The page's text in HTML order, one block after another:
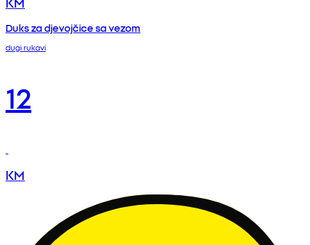
Duks za djevojčice sa vezom
dugi rukavi
12
KM